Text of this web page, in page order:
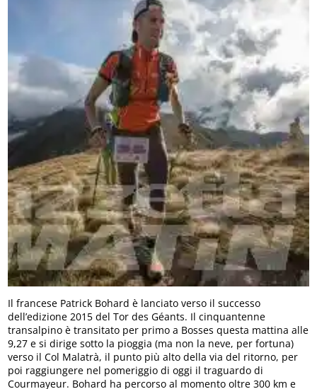
Il francese Patrick Bohard è lanciato verso il successo
dell’edizione 2015 del Tor des Géants. Il cinquantenne
transalpino è transitato per primo a Bosses questa mattina alle
9,27 e si dirige sotto la pioggia (ma non la neve, per fortuna)
verso il Col Malatrà, il punto più alto della via del ritorno, per
poi raggiungere nel pomeriggio di oggi il traguardo di
Courmayeur. Bohard ha percorso al momento oltre 300 km e